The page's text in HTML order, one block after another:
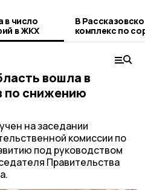
в число
в ЖКХ
В
комплекс по
бытовых
вошла в
по снижению
на заседании
комиссии по
под руководством
Правительства